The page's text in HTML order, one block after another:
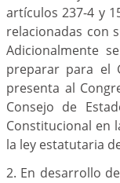
artículos 237-4 y
relacionadas con
Adicionalmente
preparar para el
presenta al
Consejo de
Constitucional en
la ley estatutaria
2. En desarrollo